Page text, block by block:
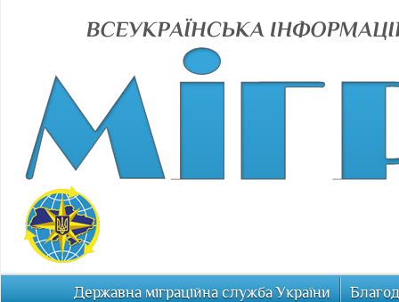
Державна міграційна служба України